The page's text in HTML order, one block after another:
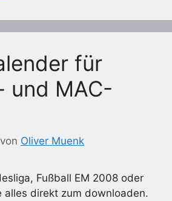
für
und MAC-
von Oliver Muenk
Fußball EM 2008 oder
alles direkt zum downloaden.